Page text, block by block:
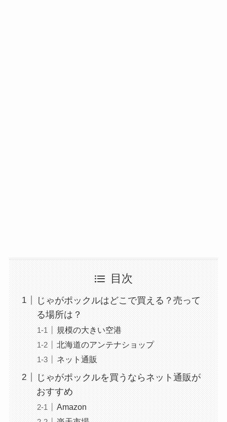
目次
じゃがポックルはどこで買える？売って
る場所は？
規模の大きい空港
北海道のアンテナショップ
ネット通販
じゃがポックルを買うならネット通販が
おすすめ
Amazon